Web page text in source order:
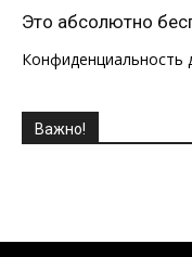
Это абсолютно
Конфиденциальность
Важно!